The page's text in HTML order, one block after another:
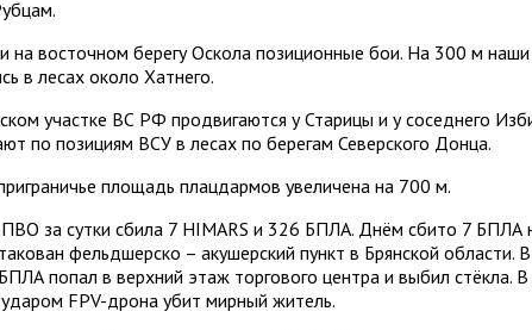
на восточном берегу Оскола позиционные бои. На 300 м наши
в лесах около Хатнего.
участке ВС РФ продвигаются у Старицы и у соседнего
по позициям ВСУ в лесах по берегам Северского Донца.
площадь плацдармов увеличена на 700 м.
ПВО за сутки сбила 7 HIMARS и 326 БПЛА. Днём сбито 7 БПЛА
фельдшерско – акушерский пункт в Брянской области. В
попал в верхний этаж торгового центра и выбил стёкла. В
FPV-дрона убит мирный житель.